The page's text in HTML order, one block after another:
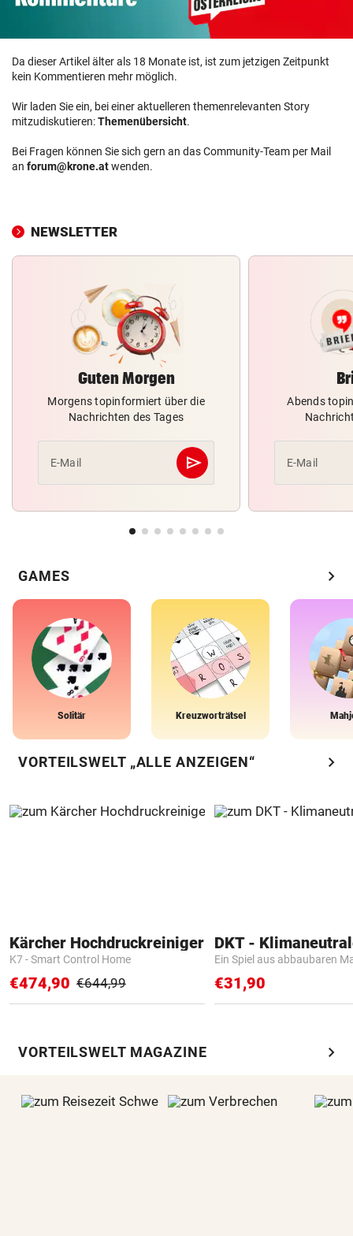
Da dieser Artikel älter als 18 Monate ist, ist zum jetzigen Zeitpunkt
kein Kommentieren mehr möglich.
Wir laden Sie ein, bei einer aktuelleren themenrelevanten Story
mitzudiskutieren:Themenübersicht.
Bei Fragen können Sie sich gern an das Community-Team per Mail
an forum@krone.atwenden.
NEWSLETTER
Guten Morgen
Morgens topinformiert über die
Nachrichten des Tages
E-Mail send
Abschicken
Abends
E-Mail
GAMES chevron_right
Solitär Kreuzworträtsel
VORTEILSWELT „ALLE ANZEIGEN“ chevron_right
Kärcher Hochdruckreiniger
K7 - Smart Control Home
€474,90 €644,99
Ein Spiel aus abbaubaren
€31,90
VORTEILSWELT MAGAZINE chevron_right